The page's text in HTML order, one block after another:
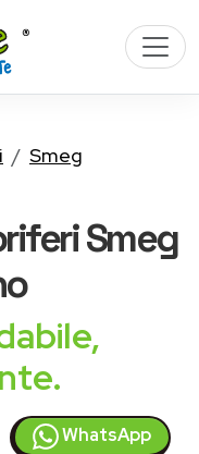
Smeg
Smeg
WhatsApp